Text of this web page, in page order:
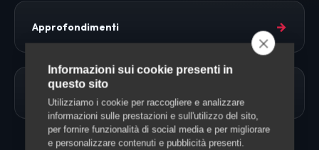
Approfondimenti →
Allevamento Cani
Informazioni sui cookie presenti in
questo sito
Utilizziamo i cookie per raccogliere e analizzare
informazioni sulle prestazioni e sull'utilizzo del sito,
per fornire funzionalità di social media e per migliorare
e personalizzare contenuti e pubblicità presenti.